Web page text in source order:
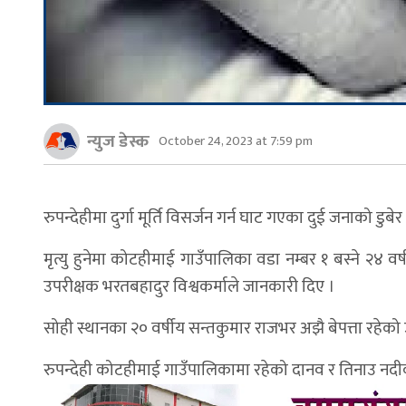
न्युज डेस्क October 24, 2023 at 7:59 pm
रुपन्देहीमा दुर्गा मूर्ति विसर्जन गर्न घाट गएका दुई जनाको
मृत्यु हुनेमा कोटहीमाई गाउँपालिका वडा नम्बर १ बस्ने २४
उपरीक्षक भरतबहादुर विश्वकर्माले जानकारी दिए ।
सोही स्थानका २० वर्षीय सन्तकुमार राजभर अझै बेपत्ता
रुपन्देही कोटहीमाई गाउँपालिकामा रहेको दानव र तिनाउ